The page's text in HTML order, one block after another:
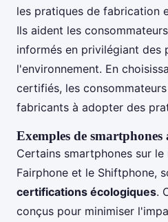
les pratiques de fabrication
Ils aident les
informés en privilégiant des
l'environnement. En
certifiés, les
fabricants à adopter des
Exemples de smartphones
Certains smartphones sur
Fairphone et le Shiftphone,
certifications écologiques.
conçus pour minimiser